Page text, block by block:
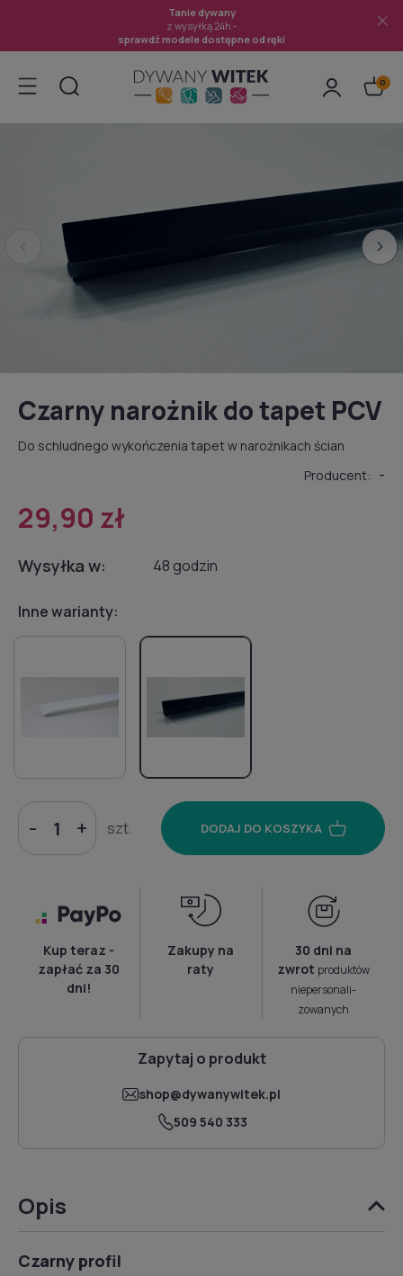
Tanie dywany
z wysyłką 24h -
sprawdź modele dostępne od ręki
Czarny narożnik do tapet PCV
Do schludnego wykończenia tapet w narożnikach ścian
Producent: -
29,90 zł
Wysyłka w: 48 godzin
Inne warianty:
- + szt. DODAJ DO KOSZYKA
Kup teraz -
zapłać za 30
dni!
Zakupy na
raty
30 dni na
zwrot produktów
niepersonali­
zowanych
Zapytaj o produkt
shop@dywanywitek.pl
509 540 333
Opis
Czarny profil